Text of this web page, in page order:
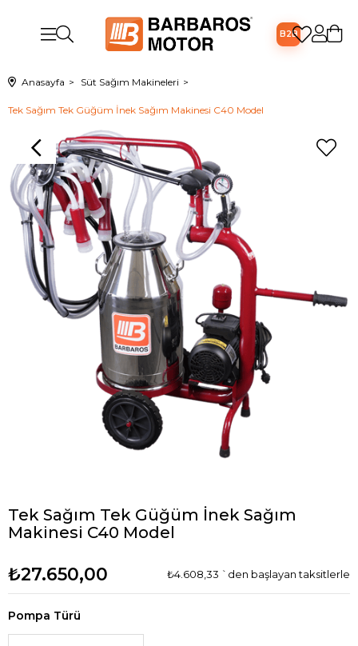
B2B
Anasayfa Süt Sağım Makineleri
Tek Sağım Tek Güğüm İnek Sağım Makinesi C40 Model
Tek Sağım Tek Güğüm İnek Sağım
Makinesi C40 Model
₺27.650,00 ₺4.608,33 `den başlayan taksitlerle
Pompa Türü